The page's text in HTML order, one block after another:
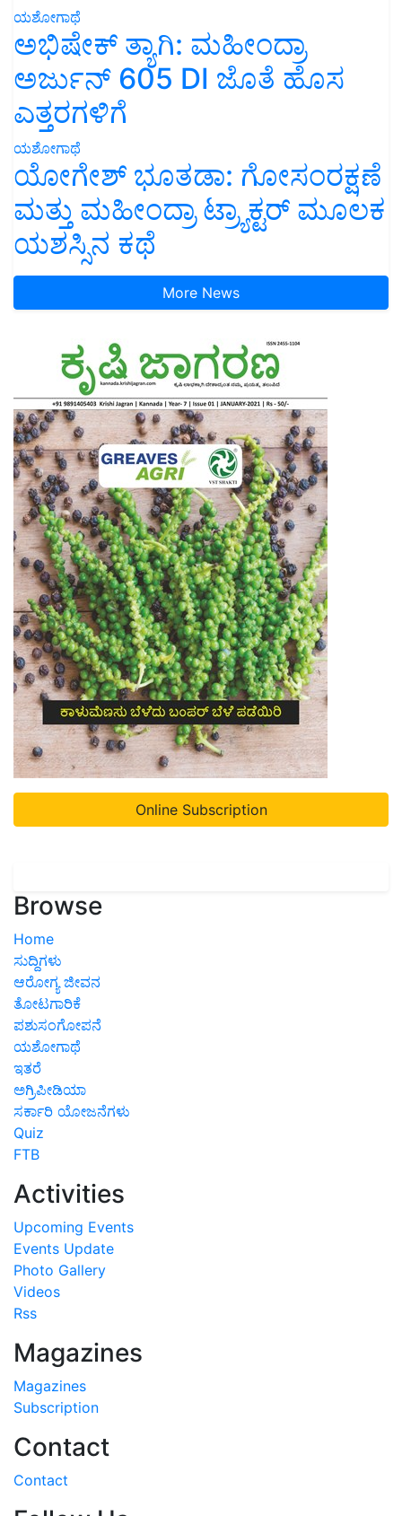
ಯಶೋಗಾಥೆ
ಅಭಿಷೇಕ್ ತ್ಯಾಗಿ: ಮಹೀಂದ್ರಾ
ಅರ್ಜುನ್ 605 DI ಜೊತೆ ಹೊಸ
ಎತ್ತರಗಳಿಗೆ
ಯಶೋಗಾಥೆ
ಯೋಗೇಶ್ ಭೂತಡಾ: ಗೋಸಂರಕ್ಷಣೆ
ಮತ್ತು ಮಹೀಂದ್ರಾ ಟ್ರ್ಯಾಕ್ಟರ್ ಮೂಲಕ
ಯಶಸ್ಸಿನ ಕಥೆ
More News
Online Subscription
Browse
Home
ಸುದ್ದಿಗಳು
ಆರೋಗ್ಯ ಜೀವನ
ತೋಟಗಾರಿಕೆ
ಪಶುಸಂಗೋಪನೆ
ಯಶೋಗಾಥೆ
ಇತರೆ
ಅಗ್ರಿಪೀಡಿಯಾ
ಸರ್ಕಾರಿ ಯೋಜನೆಗಳು
Quiz
FTB
Activities
Upcoming Events
Events Update
Photo Gallery
Videos
Rss
Magazines
Magazines
Subscription
Contact
Contact